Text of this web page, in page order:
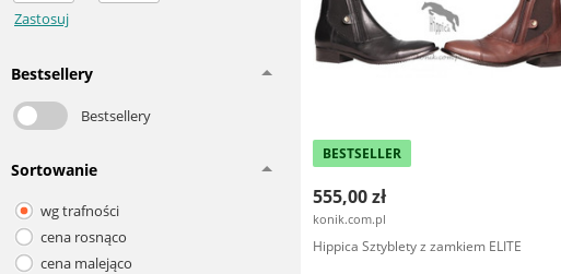
Zastosuj
Bestsellery
Bestsellery
Sortowanie
wg trafności
cena rosnąco
cena malejąco
BESTSELLER
555,00 zł
konik.com.pl
Hippica Sztyblety z zamkiem ELITE